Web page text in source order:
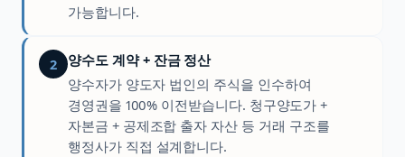
가능합니다.
2
양수도 계약 + 잔금 정산
양수자가 양도자 법인의 주식을 인수하여
경영권을 100% 이전받습니다. 청구양도가 +
자본금 + 공제조합 출자 자산 등 거래 구조를
행정사가 직접 설계합니다.